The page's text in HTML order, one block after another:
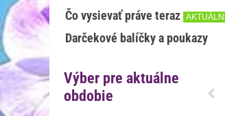
Čo vysievať práve teraz
Darčekové balíčky a poukazy
Výber pre aktuálne
obdobie